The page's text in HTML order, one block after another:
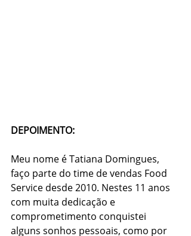
DEPOIMENTO:
Meu nome é Tatiana Domingues,
faço parte do time de vendas Food
Service desde 2010. Nestes 11 anos
com muita dedicação e
comprometimento conquistei
alguns sonhos pessoais, como por